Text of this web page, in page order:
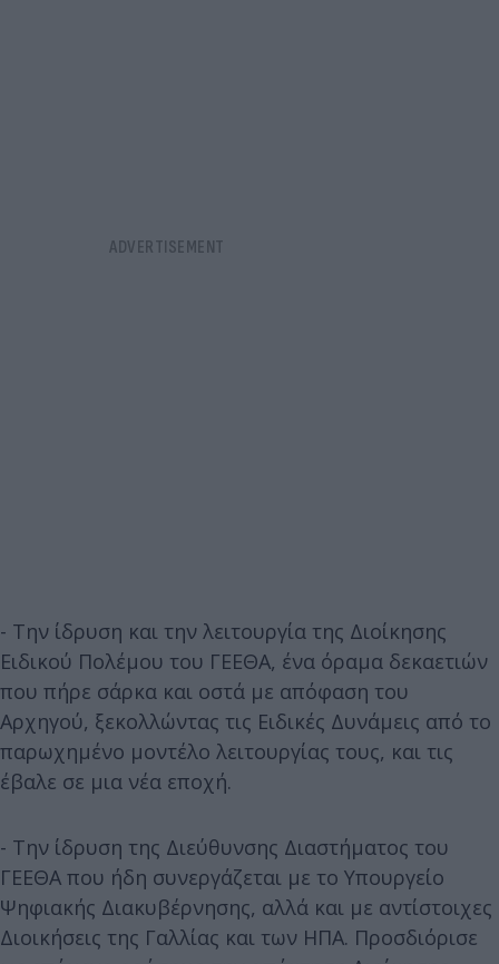
- Την ίδρυση και την λειτουργία της Διοίκησης
Ειδικού Πολέμου του ΓΕΕΘΑ, ένα όραμα δεκαετιών
που πήρε σάρκα και οστά με απόφαση του
Αρχηγού, ξεκολλώντας τις Ειδικές Δυνάμεις από το
παρωχημένο μοντέλο λειτουργίας τους, και τις
έβαλε σε μια νέα εποχή.
- Την ίδρυση της Διεύθυνσης Διαστήματος του
ΓΕΕΘΑ που ήδη συνεργάζεται με το Υπουργείο
Ψηφιακής Διακυβέρνησης, αλλά και με αντίστοιχες
Διοικήσεις της Γαλλίας και των ΗΠΑ. Προσδιόρισε